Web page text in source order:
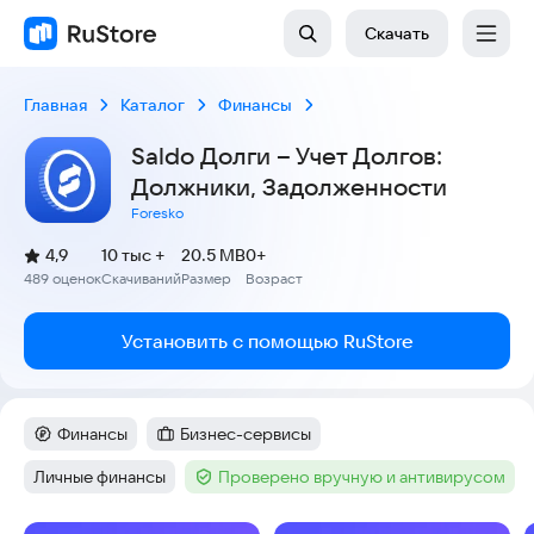
Скачать
Главная Каталог Финансы
Saldo Долги – Учет Долгов:
Должники, Задолженности
Foresko
Рейтинг:
4,9
(
489 оценок
)
Скачиваний
10 тыс +
Размер
20.5 MB
Возраст
0+
Установить с помощью RuStore
Категория:
Финансы Категория :
Бизнес-сервисы
Тег:
Личные финансы Тег :Проверено вручную и антивирусом